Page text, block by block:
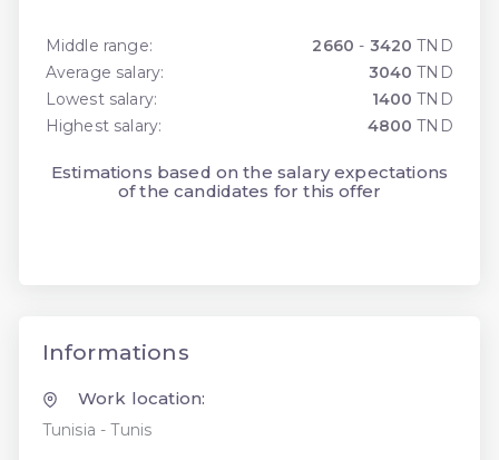
Middle range: 2660 - 3420 TND
Average salary:
3040 TND
Lowest salary:
1400TND
Highest salary:
4800TND
Estimations based on the salary expectations
of the candidates for this offer
Informations
Work location:
Tunisia - Tunis